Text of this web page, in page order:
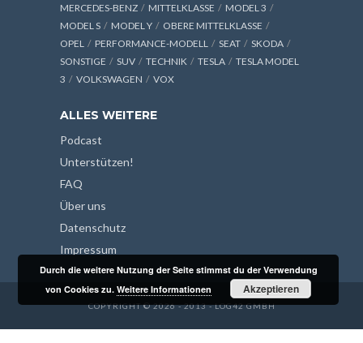
MERCEDES-BENZ
MITTELKLASSE
MODEL 3
MODEL S
MODEL Y
OBERE MITTELKLASSE
OPEL
PERFORMANCE-MODELL SEAT
SKODA
SONSTIGE
SUV TECHNIK TESLA
TESLA MODEL
3
VOLKSWAGEN VOX
ALLES WEITERE
Podcast
Unterstützen!
FAQ
Über uns
Datenschutz
Impressum
COPYRIGHT © 2026 - 2013 - LOG42 GMBH
Durch die weitere Nutzung der Seite stimmst du der Verwendung
von Cookies zu.Weitere Informationen Akzeptieren